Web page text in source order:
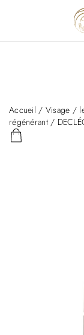
Accueil / Visage /
régénérant/